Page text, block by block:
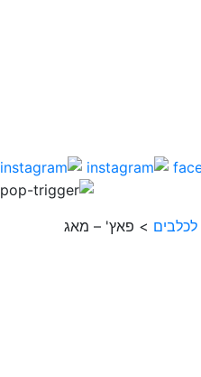
> פאץ' – מאג